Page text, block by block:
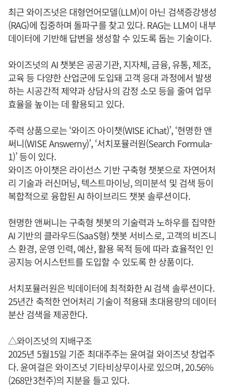
최근 와이즈넛은 대형언어모델(LLM)이 아닌 검색증강생성
(RAG)에 집중하며 돌파구를 찾고 있다. RAG는 LLM이 내부
데이터에 기반해 답변을 생성할 수 있도록 돕는 기술이다.
와이즈넛의 AI 챗봇은 공공기관, 지자체, 금융, 유통, 제조,
교육 등 다양한 산업군에 도입돼 고객 응대 과정에서 발생
하는 시공간적 제약과 상담사의 감정 소모 등을 줄여 업무
효율을 높이는 데 활용되고 있다.
주력 상품으로는 ‘와이즈 아이챗(WISE iChat)’, ‘현명한 앤
써니(WISE Answerny)’, ‘서치포뮬러원(Search Formula-
1)’ 등이 있다.
와이즈 아이챗은 라이선스 기반 구축형 챗봇으로 자연어처
리 기술과 러신머닝, 텍스트마이닝, 의미분석 및 검색 등이
복합적으로 융합된 AI 하이브리드 챗봇 솔루션이다.
현명한 앤써니는 구축형 쳇봇의 기술력과 노하우를 집약한
AI 기반의 클라우드(SaaS형) 챗봇 서비스로, 고객의 비즈니
스 환경, 운영 인력, 예산, 활용 목적 등에 따라 효율적인 인
공지능 어시스턴트를 도입할 수 있도록 한 상품이다.
서치포뮬러원은 빅데이터에 최적화한 AI 검색 솔루션이다.
25년간 축적한 언어처리 기술이 적용돼 초대용량의 데이터
분산 검색을 제공한다.
△와이즈넛의 지배구조
2025년 5월15일 기준 최대주주는 윤여걸 와이즈넛 창업주
다. 윤여걸은 와이즈넛 기타비상무이사로 있으며, 20.56%
(268만3천주)의 지분을 들고 있다.